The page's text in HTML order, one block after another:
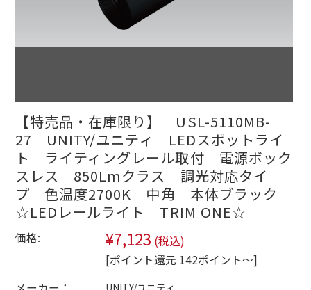
【特売品・在庫限り】 USL-5110MB-
27 UNITY/ユニティ LEDスポットライ
ト ライティングレール取付 電源ボック
スレス 850Lmクラス 調光対応タイ
プ 色温度2700K 中角 本体ブラック
☆LEDレールライト TRIM ONE☆
価格: ¥7,123 (税込)
[ポイント還元 142ポイント～]
UNITY/ユニティ